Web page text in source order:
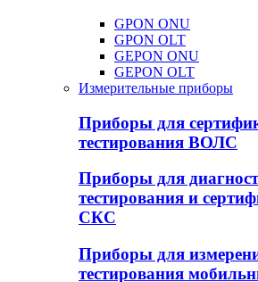
GPON ONU
GPON OLT
GEPON ONU
GEPON OLT
Измерительные приборы
Приборы для
тестирования ВОЛС
Приборы для
тестирования и
СКС
Приборы для
тестирования